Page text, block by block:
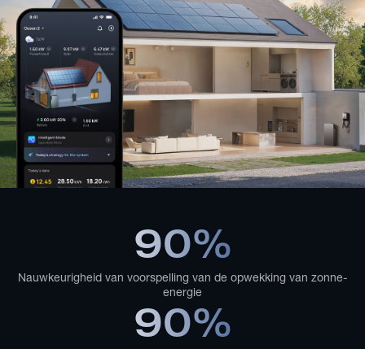
90%
Nauwkeurigheid van voorspelling van de opwekking van zonne-
energie
90%